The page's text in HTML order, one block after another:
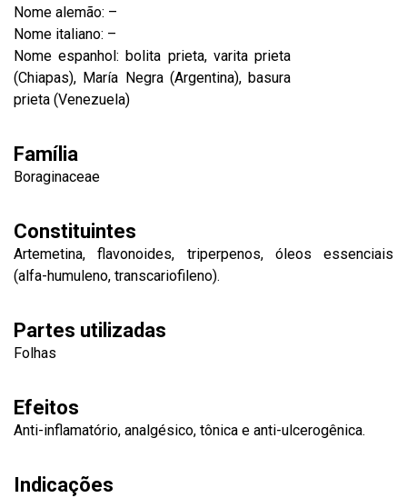
Nome alemão: –
Nome italiano: –
Nome espanhol: bolita prieta, varita prieta
(Chiapas), María Negra (Argentina), basura
prieta (Venezuela)
Família
Boraginaceae
Constituintes
Artemetina, flavonoides, triperpenos, óleos essenciais
(alfa-humuleno, transcariofileno).
Partes utilizadas
Folhas
Efeitos
Anti-inflamatório, analgésico, tônica e anti-ulcerogênica.
Indicações